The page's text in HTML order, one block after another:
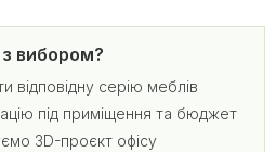
вибором?
серію меблів
під приміщення та бюджет
3D-проєкт офісу